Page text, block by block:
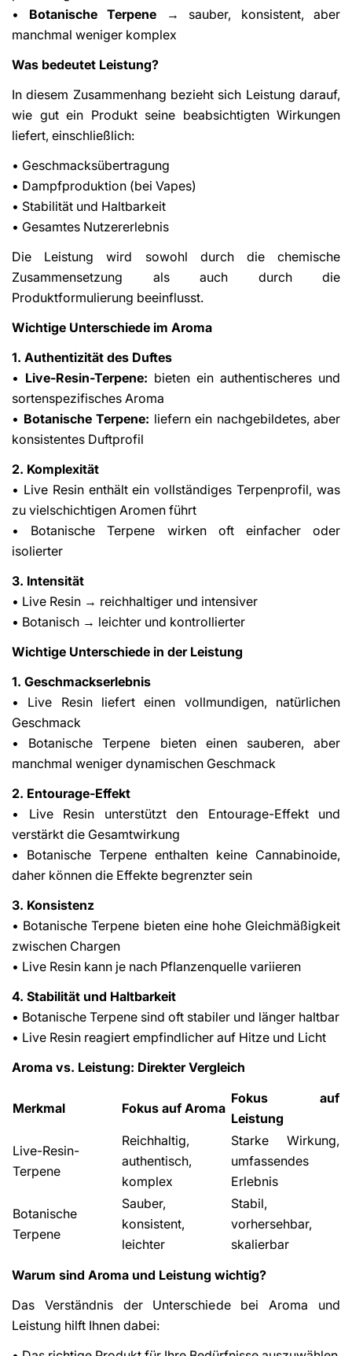
• Botanische Terpene → sauber, konsistent, aber
manchmal weniger komplex
Was bedeutet Leistung?
In diesem Zusammenhang bezieht sich Leistung darauf,
wie gut ein Produkt seine beabsichtigten Wirkungen
liefert, einschließlich:
• Geschmacksübertragung
• Dampfproduktion (bei Vapes)
• Stabilität und Haltbarkeit
• Gesamtes Nutzererlebnis
Die Leistung wird sowohl durch die chemische
Zusammensetzung als auch durch die
Produktformulierung beeinflusst.
Wichtige Unterschiede im Aroma
1. Authentizität des Duftes
• Live-Resin-Terpene: bieten ein authentischeres und
sortenspezifisches Aroma
• Botanische Terpene: liefern ein nachgebildetes, aber
konsistentes Duftprofil
2. Komplexität
• Live Resin enthält ein vollständiges Terpenprofil, was
zu vielschichtigen Aromen führt
• Botanische Terpene wirken oft einfacher oder
isolierter
3. Intensität
• Live Resin → reichhaltiger und intensiver
• Botanisch → leichter und kontrollierter
Wichtige Unterschiede in der Leistung
1. Geschmackserlebnis
• Live Resin liefert einen vollmundigen, natürlichen
Geschmack
• Botanische Terpene bieten einen sauberen, aber
manchmal weniger dynamischen Geschmack
2. Entourage-Effekt
• Live Resin unterstützt den Entourage-Effekt und
verstärkt die Gesamtwirkung
• Botanische Terpene enthalten keine Cannabinoide,
daher können die Effekte begrenzter sein
3. Konsistenz
• Botanische Terpene bieten eine hohe Gleichmäßigkeit
zwischen Chargen
• Live Resin kann je nach Pflanzenquelle variieren
4. Stabilität und Haltbarkeit
• Botanische Terpene sind oft stabiler und länger haltbar
• Live Resin reagiert empfindlicher auf Hitze und Licht
Aroma vs. Leistung: Direkter Vergleich
Merkmal Fokus auf Aroma
Fokus auf
Leistung
Live-Resin-
Terpene
Reichhaltig,
authentisch,
komplex
Starke Wirkung,
umfassendes
Erlebnis
Botanische
Terpene
Sauber,
konsistent,
leichter
Stabil,
vorhersehbar,
skalierbar
Warum sind Aroma und Leistung wichtig?
Das Verständnis der Unterschiede bei Aroma und
Leistung hilft Ihnen dabei:
Share This Article
Copy
on
Facebook
Pinterest